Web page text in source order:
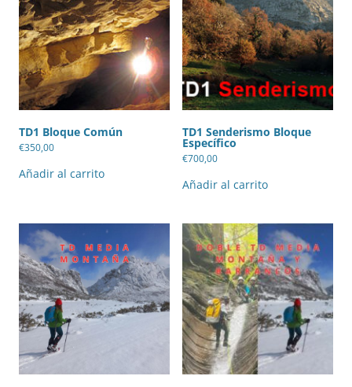
TD1 Bloque Común
€350,00
Añadir al carrito
TD1 Senderismo Bloque
Específico
€700,00
Añadir al carrito